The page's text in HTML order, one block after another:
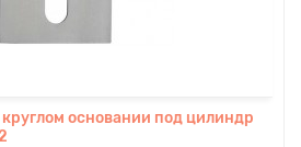
основании под цилиндр